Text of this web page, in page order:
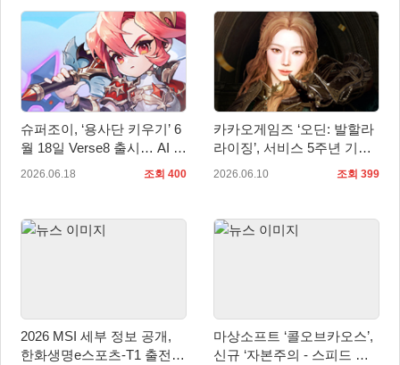
슈퍼조이, ‘용사단 키우기’ 6
월 18일 Verse8 출시… AI 게
임 플랫폼 협업 본격화
2026.06.18 조회 400
카카오게임즈 ‘오딘: 발할라
라이징’, 서비스 5주년 기념
업데이트 사전등록 시작
2026.06.10 조회 399
2026 MSI 세부 정보 공개,
한화생명e스포츠-T1 출전...
마상소프트 ‘콜오브카오스’,
신규 ‘자본주의 - 스피드 시